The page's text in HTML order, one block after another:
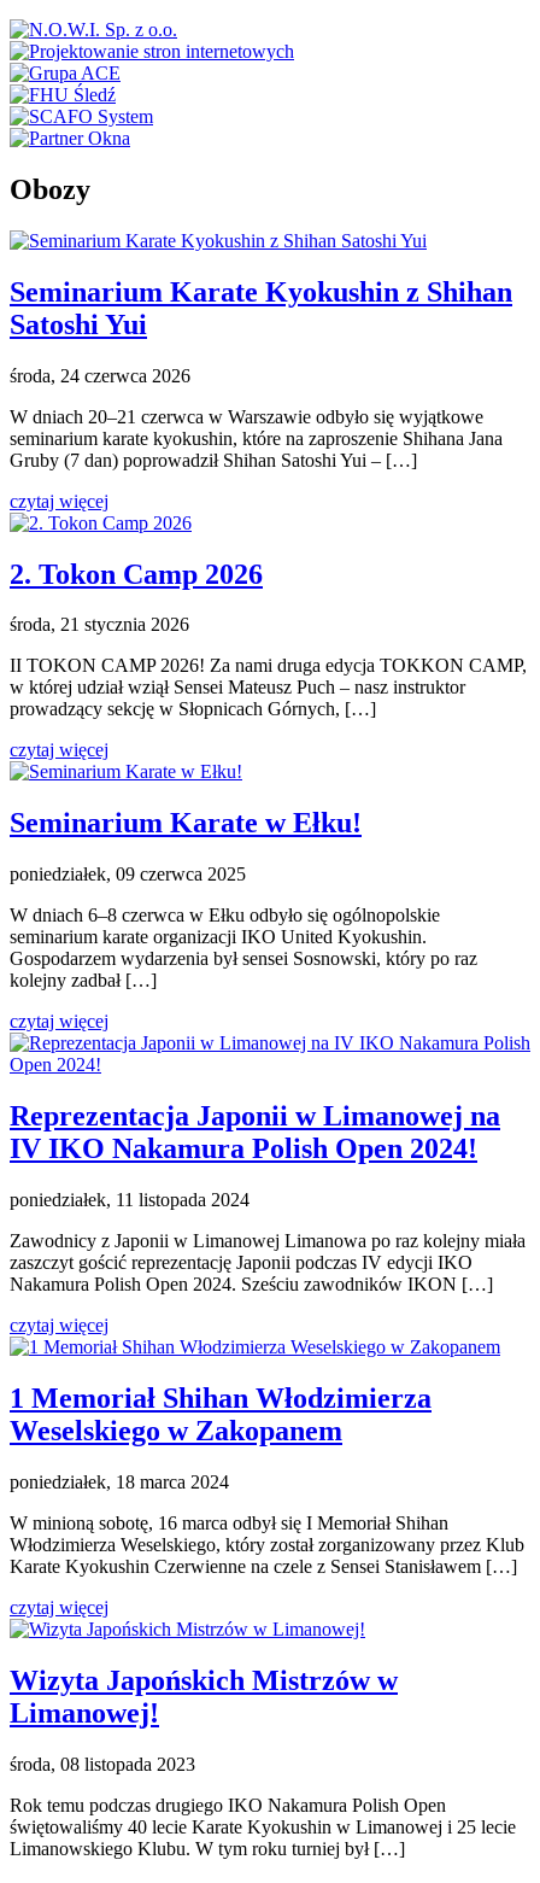
Obozy
Seminarium Karate Kyokushin z Shihan
Satoshi Yui
środa, 24 czerwca 2026
W dniach 20–21 czerwca w Warszawie odbyło się wyjątkowe
seminarium karate kyokushin, które na zaproszenie Shihana Jana
Gruby (7 dan) poprowadził Shihan Satoshi Yui – […]
czytaj więcej
2. Tokon Camp 2026
środa, 21 stycznia 2026
II TOKON CAMP 2026! Za nami druga edycja TOKKON CAMP,
w której udział wziął Sensei Mateusz Puch – nasz instruktor
prowadzący sekcję w Słopnicach Górnych, […]
czytaj więcej
Seminarium Karate w Ełku!
poniedziałek, 09 czerwca 2025
W dniach 6–8 czerwca w Ełku odbyło się ogólnopolskie
seminarium karate organizacji IKO United Kyokushin.
Gospodarzem wydarzenia był sensei Sosnowski, który po raz
kolejny zadbał […]
czytaj więcej
Reprezentacja Japonii w Limanowej na
IV IKO Nakamura Polish Open 2024!
poniedziałek, 11 listopada 2024
Zawodnicy z Japonii w Limanowej Limanowa po raz kolejny miała
zaszczyt gościć reprezentację Japonii podczas IV edycji IKO
Nakamura Polish Open 2024. Sześciu zawodników IKON […]
czytaj więcej
1 Memoriał Shihan Włodzimierza
Weselskiego w Zakopanem
poniedziałek, 18 marca 2024
W minioną sobotę, 16 marca odbył się I Memoriał Shihan
Włodzimierza Weselskiego, który został zorganizowany przez Klub
Karate Kyokushin Czerwienne na czele z Sensei Stanisławem […]
czytaj więcej
Wizyta Japońskich Mistrzów w
Limanowej!
środa, 08 listopada 2023
Rok temu podczas drugiego IKO Nakamura Polish Open
świętowaliśmy 40 lecie Karate Kyokushin w Limanowej i 25 lecie
Limanowskiego Klubu. W tym roku turniej był […]